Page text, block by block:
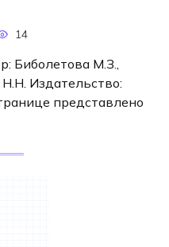
14
Биболетова М.З.,
Издательство:
представлено